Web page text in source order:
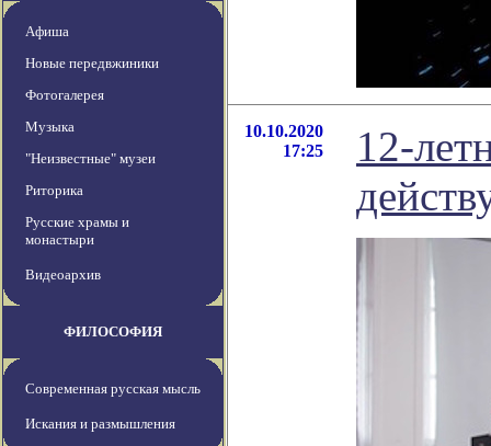
Афиша
Новые передвжиники
Фотогалерея
Музыка
"Неизвестные" музеи
Риторика
Русские храмы и
монастыри
Видеоархив
ФИЛОСОФИЯ
Современная русская мысль
Искания и размышления
10.10.2020
17:25
12-